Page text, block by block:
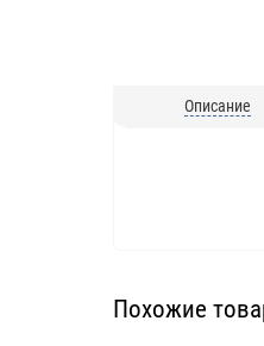
Описание
Похожие